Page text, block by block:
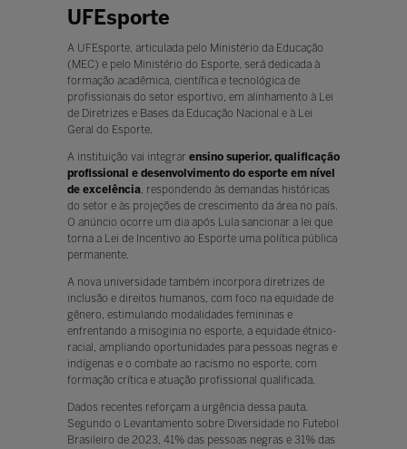
UFEsporte
A UFEsporte, articulada pelo Ministério da Educação
(MEC) e pelo Ministério do Esporte, será dedicada à
formação acadêmica, científica e tecnológica de
profissionais do setor esportivo, em alinhamento à Lei
de Diretrizes e Bases da Educação Nacional e à Lei
Geral do Esporte.
A instituição vai integrar ensino superior, qualificação
profissional e desenvolvimento do esporte em nível
de excelência, respondendo às demandas históricas
do setor e às projeções de crescimento da área no país.
O anúncio ocorre um dia após Lula sancionar a lei que
torna a Lei de Incentivo ao Esporte uma política pública
permanente.
A nova universidade também incorpora diretrizes de
inclusão e direitos humanos, com foco na equidade de
gênero, estimulando modalidades femininas e
enfrentando a misoginia no esporte, a equidade étnico-
racial, ampliando oportunidades para pessoas negras e
indígenas e o combate ao racismo no esporte, com
formação crítica e atuação profissional qualificada.
Dados recentes reforçam a urgência dessa pauta.
Segundo o Levantamento sobre Diversidade no Futebol
Brasileiro de 2023, 41% das pessoas negras e 31% das